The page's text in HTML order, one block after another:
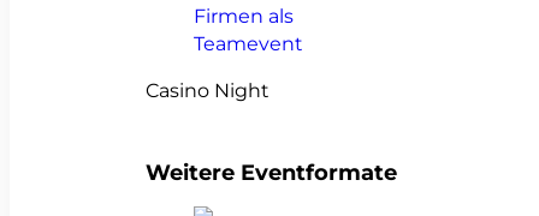
Casino Night
Weitere Eventformate